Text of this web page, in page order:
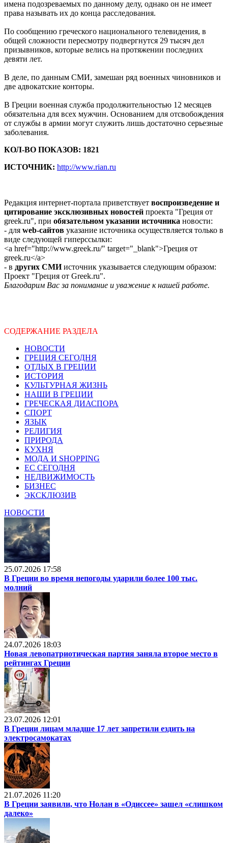
имена подозреваемых по данному делу, однако он не имеет
права называть их до конца расследования.
По сообщению греческого национального телевидения, в
общей сложности пересмотру подвергнутся 29 тысяч дел
призывников, которые велись на протяжении последних
девяти лет.
В деле, по данным СМИ, замешан ряд военных чиновников и
две адвокатские конторы.
В Греции военная служба продолжительностью 12 месяцев
обязательна для всех мужчин. Основанием для отсвобождения
от службы в армии могут служить лишь достаточно серьезные
заболевания.
КОЛ-ВО ПОКАЗОВ: 1821
ИСТОЧНИК: http://www.rian.ru
Редакция интернет-портала приветствует воспроизведение и
цитирование эксклюзивных новостей проекта "Греция от
greek.ru", при обязательном указании источника новости:
- для web-сайтов указание источника осуществляется только в
виде следующей гиперссылки:
<a href="http://www.greek.ru/" target="_blank">Греция от
greek.ru</a>
- в других СМИисточник указывается следующим образом:
Проект "Греция от Greek.ru".
Благодарим Вас за понимание и уважение к нашей работе.
СОДЕРЖАНИЕ РАЗДЕЛА
НОВОСТИ
ГРЕЦИЯ СЕГОДНЯ
ОТДЫХ В ГРЕЦИИ
ИСТОРИЯ
КУЛЬТУРНАЯ ЖИЗНЬ
НАШИ В ГРЕЦИИ
ГРЕЧЕСКАЯ ДИАСПОРА
СПОРТ
ЯЗЫК
РЕЛИГИЯ
ПРИРОДА
КУХНЯ
МОДА И SHOPPING
ЕС СЕГОДНЯ
НЕДВИЖИМОСТЬ
БИЗНЕС
ЭКСКЛЮЗИВ
НОВОСТИ
25.07.2026 17:58
В Греции во время непогоды ударили более 100 тыс.
молний
24.07.2026 18:03
Новая левопатриотическая партия заняла второе место в
рейтингах Греции
23.07.2026 12:01
В Греции лицам младше 17 лет запретили ездить на
электросамокатах
21.07.2026 11:20
В Греции заявили, что Нолан в «Одиссее» зашел «слишком
далеко»